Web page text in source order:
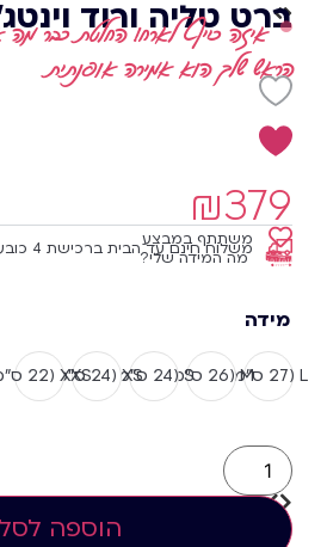
ברט טליה ורוד
איזה כייף לארח! החלטת כבר מה
הראש שלך הוא אמירה אופנתית
₪379
משתתף במבצע
משלוח חינם עד הבית ברכישת 4 כובעים ומעלה
מה המידה שלי?
מידה
L (27 ס”מ) M (26 ס”מ) S (24 ס”מ) XS (24 ס"מ) XXS (22 ס”מ)
הוספה לסל